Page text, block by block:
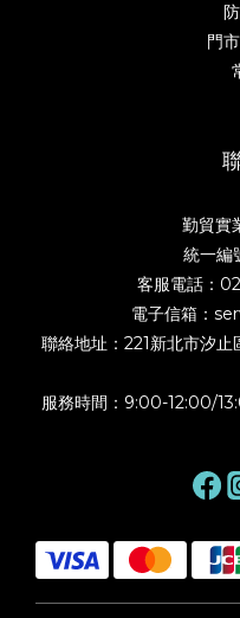
門
勤貿實
統一編
客服電話：
電子信箱：
聯絡地址：221新北市汐
服務時間：9:00-12:00/